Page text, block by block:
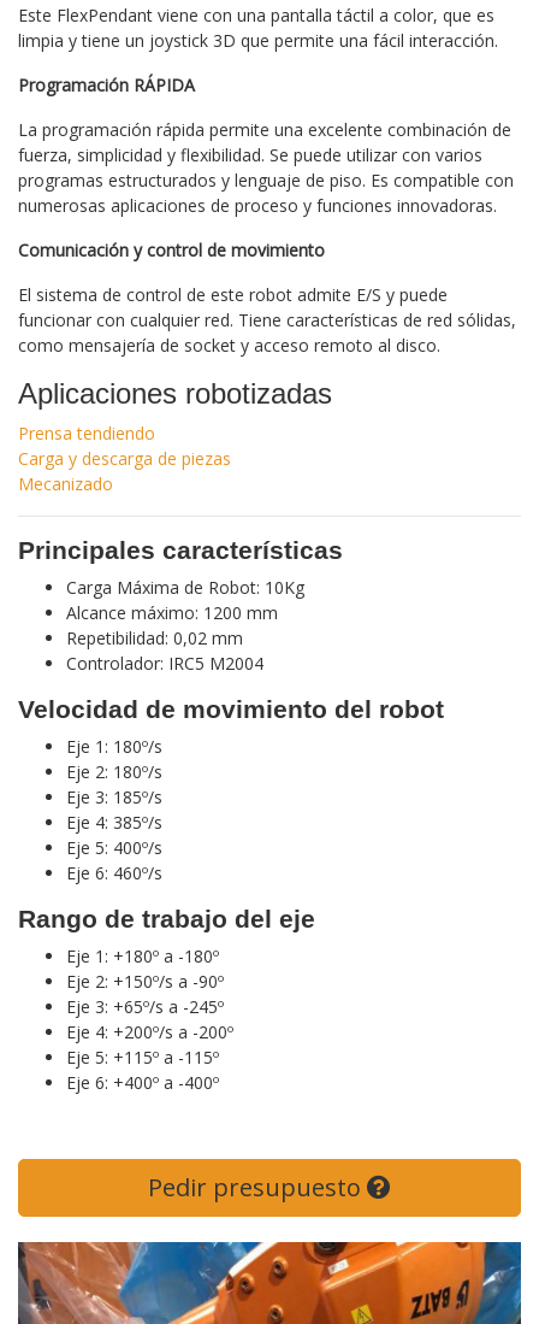
Este FlexPendant viene con una pantalla táctil a color, que es
limpia y tiene un joystick 3D que permite una fácil interacción.
Programación RÁPIDA
La programación rápida permite una excelente combinación de
fuerza, simplicidad y flexibilidad. Se puede utilizar con varios
programas estructurados y lenguaje de piso. Es compatible con
numerosas aplicaciones de proceso y funciones innovadoras.
Comunicación y control de movimiento
El sistema de control de este robot admite E/S y puede
funcionar con cualquier red. Tiene características de red sólidas,
como mensajería de socket y acceso remoto al disco.
Aplicaciones robotizadas
Prensa tendiendo
Carga y descarga de piezas
Mecanizado
Principales características
Carga Máxima de Robot: 10Kg
Alcance máximo: 1200 mm
Repetibilidad: 0,02 mm
Controlador: IRC5 M2004
Velocidad de movimiento del robot
Eje 1: 180º/s
Eje 2: 180º/s
Eje 3: 185º/s
Eje 4: 385º/s
Eje 5: 400º/s
Eje 6: 460º/s
Rango de trabajo del eje
Eje 1: +180º a -180º
Eje 2: +150º/s a -90º
Eje 3: +65º/s a -245º
Eje 4: +200º/s a -200º
Eje 5: +115º a -115º
Eje 6: +400º a -400º
Pedir presupuesto